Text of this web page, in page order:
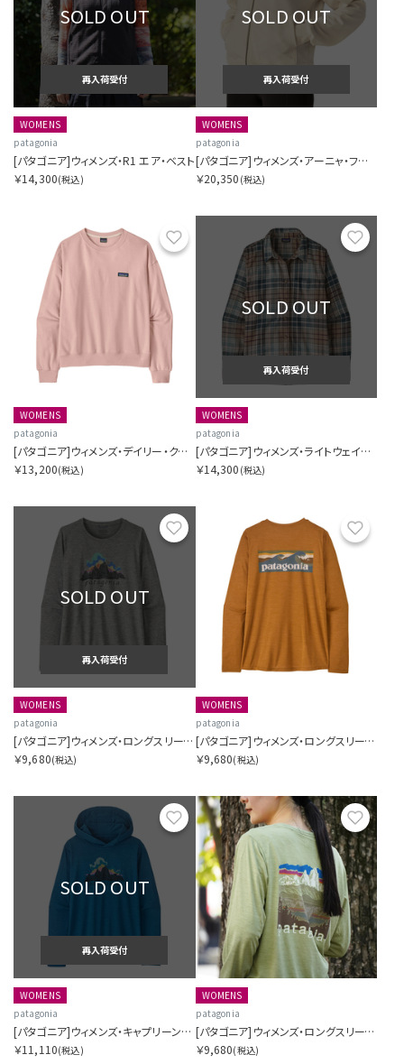
SOLD OUT
再入荷受付
WOMENS
patagonia
[パタゴニア]ウィメンズ・R1 エア・ベスト
￥14,300(税込)
SOLD OUT
再入荷受付
WOMENS
patagonia
[パタゴニア]ウィメンズ・アーニャ・フルジップ・フーディ
￥20,350 (税込)
お気に入り
WOMENS
patagonia
[パタゴニア]ウィメンズ・デイリー・クルー
￥13,200(税込)
SOLD OUT
再入荷受付
WOMENS
patagonia
[パタゴニア]ウィメンズ・ライトウェイト・フィヨルド・フランネル・シャツ
￥14,300 (税込)
お気に入り
SOLD OUT
再入荷受付
WOMENS
patagonia
[パタゴニア]ウィメンズ・ロングスリーブ・キャプリーン・クール・デイリー・シャツ（フィッツロイ・ニンバス）
￥9,680(税込)
WOMENS
patagonia
[パタゴニア]ウィメンズ・ロングスリーブ・キャプリーン・クール・デイリー・シャツ（ボードショーツ・ロゴ）
￥9,680(税込)
お気に入り
SOLD OUT
再入荷受付
WOMENS
patagonia
[パタゴニア]ウィメンズ・キャプリーン・クール・デイリー・フーディ（フィッツロイ・ニンバス）
￥11,110(税込)
お気
WOMENS
patagonia
[パタゴニア]ウィメンズ・ロングスリーブ・キャプリーン・クール・デイリー・シャツ（フィッツロイ・フットヒルズ）
￥9,680(税込)